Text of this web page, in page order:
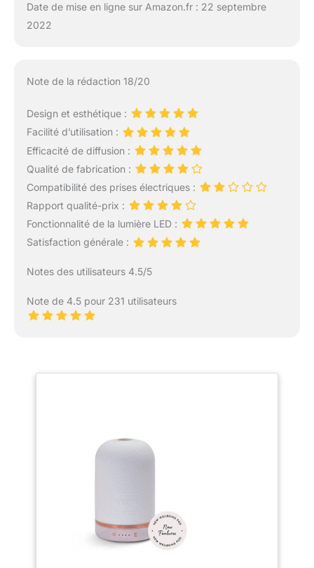
Date de mise en ligne sur Amazon.fr : 22 septembre
2022
Note de la rédaction 18/20
Design et esthétique :
Facilité d’utilisation :
Efficacité de diffusion :
Qualité de fabrication :
Compatibilité des prises électriques :
Rapport qualité-prix :
Fonctionnalité de la lumière LED :
Satisfaction générale :
Notes des utilisateurs 4.5/5
Note de 4.5 pour 231 utilisateurs